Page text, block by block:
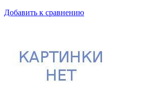
Добавить к сравнению